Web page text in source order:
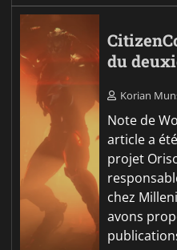
du
Korian
Note de
article a
projet
chez
avons